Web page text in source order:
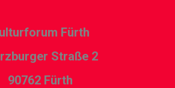
Fürth
Straße 2
90762 Fürth